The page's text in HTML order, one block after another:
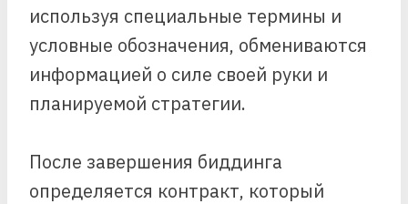
используя специальные термины и
условные обозначения, обмениваются
информацией о силе своей руки и
планируемой стратегии.
После завершения биддинга
определяется контракт, который